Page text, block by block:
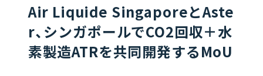
Air Liquide SingaporeとAste
r、シンガポールでCO2回収＋水
素製造ATRを共同開発するMoU